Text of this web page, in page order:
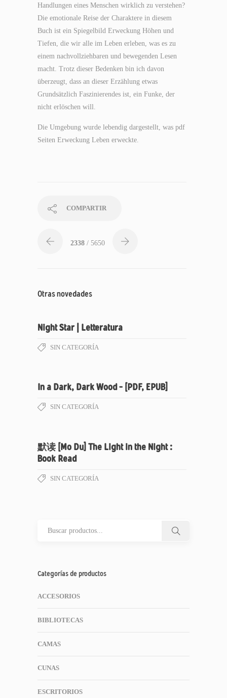
Handlungen eines Menschen wirklich zu verstehen?
Die emotionale Reise der Charaktere in diesem
Buch ist ein Spiegelbild Erweckung Höhen und
Tiefen, die wir alle im Leben erleben, was es zu
einem nachvollziehbaren und bewegenden Lesen
macht. Trotz dieser Bedenken bin ich davon
überzeugt, dass an dieser Erzählung etwas
Grundsätzlich Faszinierendes ist, ein Funke, der
nicht erlöschen will.
Die Umgebung wurde lebendig dargestellt, was pdf
Seiten Erweckung Leben erweckte.
COMPARTIR
2338 / 5650
Otras novedades
Night Star | Letteratura
SIN CATEGORÍA
In a Dark, Dark Wood – [PDF, EPUB]
SIN CATEGORÍA
默读 [Mo Du] The Light in the Night :
Book Read
SIN CATEGORÍA
Categorías de productos
ACCESORIOS
BIBLIOTECAS
CAMAS
CUNAS
ESCRITORIOS